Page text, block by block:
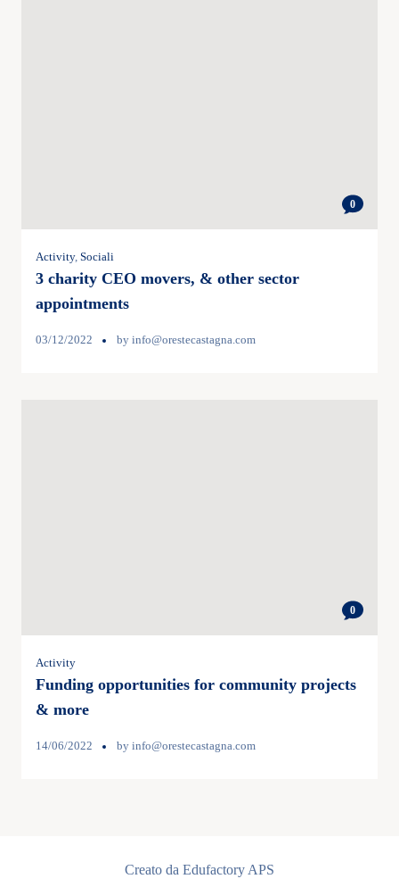
0
Activity, Sociali
3 charity CEO movers, & other sector
appointments
03/12/2022 by info@orestecastagna.com
0
Activity
Funding opportunities for community projects
& more
14/06/2022 by info@orestecastagna.com
Creato da Edufactory APS